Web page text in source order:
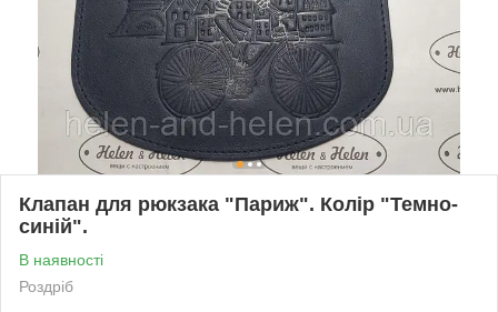
Клапан для рюкзака "Париж". Колір "Темно-
синій".
В наявності
Роздріб